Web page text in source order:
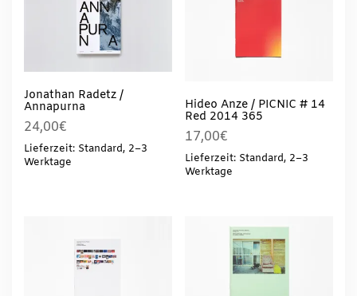
Jonathan Radetz /
Annapurna
24,00€
Lieferzeit: Standard, 2–3
Werktage
Hideo Anze / PICNIC # 14
Red 2014 365
17,00€
Lieferzeit: Standard, 2–3
Werktage